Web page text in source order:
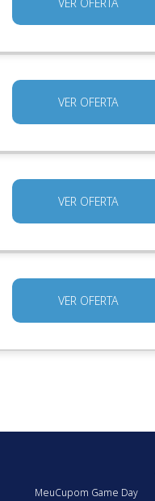
VER OFERTA
VER OFERTA
VER OFERTA
MeuCupom Game Day